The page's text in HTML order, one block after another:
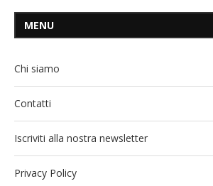
MENU
Chi siamo
Contatti
Iscriviti alla nostra newsletter
Privacy Policy